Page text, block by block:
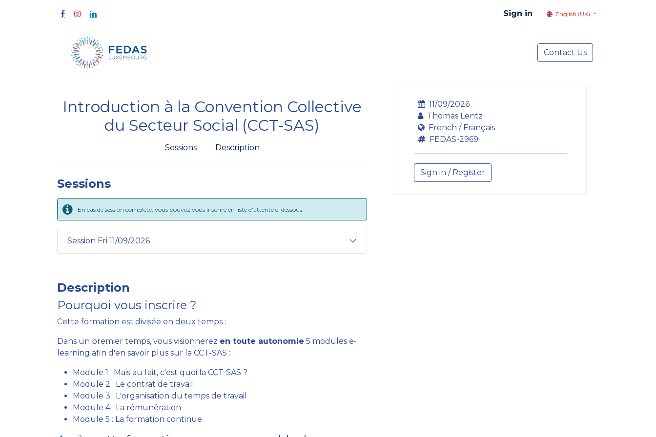
Sign in English (UK)
Social Advocacy Services
Contact Us
Introduction à la Convention Collective
du Secteur Social (CCT-SAS)
Sessions Description
Sessions
En cas de session complète, vous pouvez vous inscrire en liste d'attente ci dessous.
Session Fri 11/09/2026
Description
Pourquoi vous inscrire ?
Cette formation est divisée en deux temps :
Dans un premier temps, vous visionnerez en toute autonomie 5 modules e-
learning afin d'en savoir plus sur la CCT-SAS :
Module 1 : Mais au fait, c'est quoi la CCT-SAS ?
Module 2 : Le contrat de travail
Module 3 : L'organisation du temps de travail
Module 4 : La rémunération
Module 5 : La formation continue
11/09/2026
Thomas Lentz
French / Français
FEDAS-2969
Sign in / Register